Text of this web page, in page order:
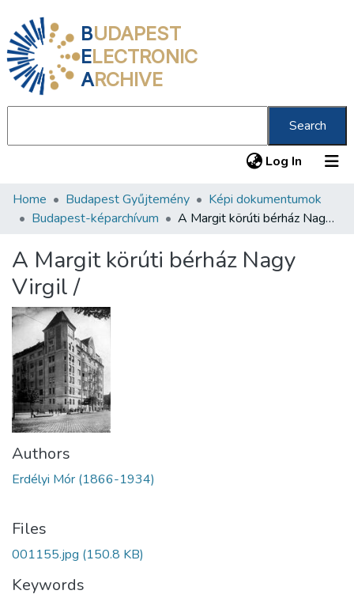
BUDAPEST
ELECTRONIC
ARCHIVE
Search
Log In (current)
Communities & Collections
Statistics
About us
Home Budapest Gyűjtemény
Képi dokumentumok
Budapest-képarchívum
A Margit körúti bérház Nagy Virgil /
A Margit körúti bérház Nagy
Virgil /
Authors
Erdélyi Mór (1866-1934)
Files
001155.jpg (150.8 KB)
Keywords